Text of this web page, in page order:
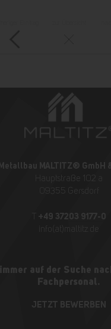
Metallbau MALTITZ® GmbH &
Hauptstraße 102 a
09355 Gersdorf
+49 37203 9177-0
info(at)maltitz.de
auf der Suche
Fachpersonal.
JETZT BEWERBEN